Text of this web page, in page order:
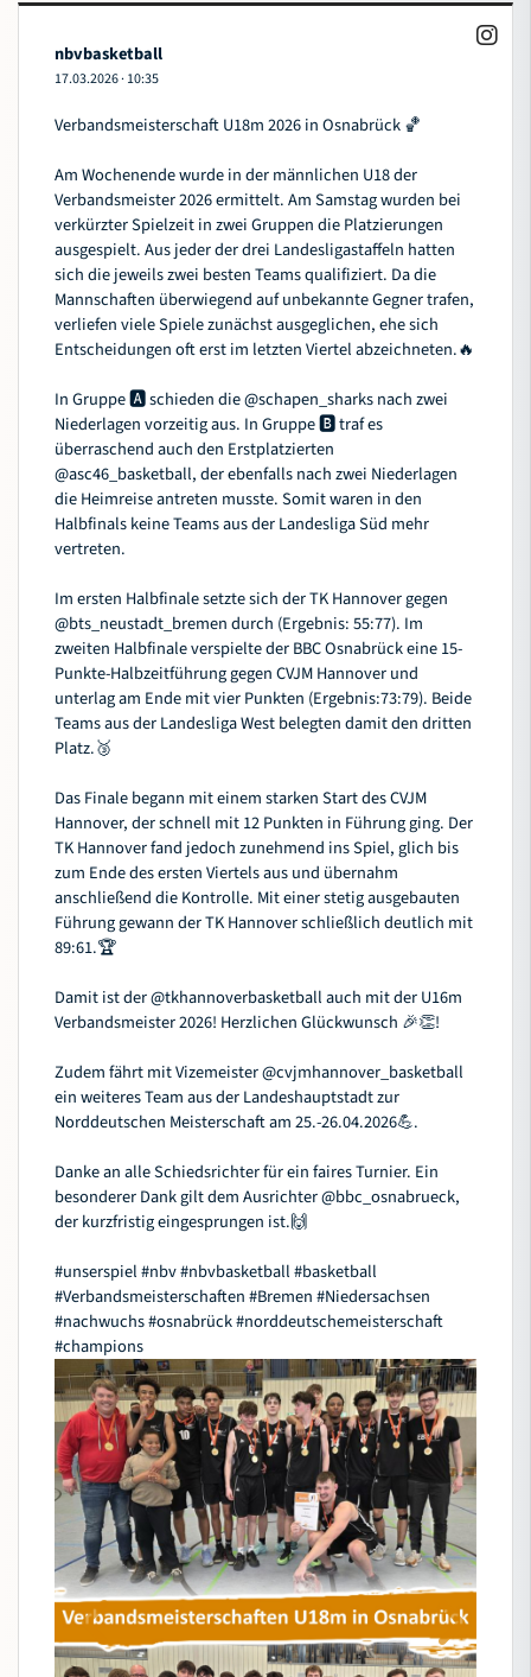
nbvbasketball
17.03.2026·10:35
Verbandsmeisterschaft U18m 2026 in Osnabrück 🏀
Am Wochenende wurde in der männlichen U18 der
Verbandsmeister 2026 ermittelt. Am Samstag wurden bei
verkürzter Spielzeit in zwei Gruppen die Platzierungen
ausgespielt. Aus jeder der drei Landesligastaffeln hatten
sich die jeweils zwei besten Teams qualifiziert. Da die
Mannschaften überwiegend auf unbekannte Gegner trafen,
verliefen viele Spiele zunächst ausgeglichen, ehe sich
Entscheidungen oft erst im letzten Viertel abzeichneten.🔥
In Gruppe 🅰️ schieden die@schapen_sharksnach zwei
Niederlagen vorzeitig aus. In Gruppe 🅱️ traf es
überraschend auch den Erstplatzierten
@asc46_basketball, der ebenfalls nach zwei Niederlagen
die Heimreise antreten musste. Somit waren in den
Halbfinals keine Teams aus der Landesliga Süd mehr
vertreten.
Im ersten Halbfinale setzte sich der TK Hannover gegen
@bts_neustadt_bremendurch (Ergebnis: 55:77). Im
zweiten Halbfinale verspielte der BBC Osnabrück eine 15-
Punkte-Halbzeitführung gegen CVJM Hannover und
unterlag am Ende mit vier Punkten (Ergebnis:73:79). Beide
Teams aus der Landesliga West belegten damit den dritten
Platz.🥉
Das Finale begann mit einem starken Start des CVJM
Hannover, der schnell mit 12 Punkten in Führung ging. Der
TK Hannover fand jedoch zunehmend ins Spiel, glich bis
zum Ende des ersten Viertels aus und übernahm
anschließend die Kontrolle. Mit einer stetig ausgebauten
Führung gewann der TK Hannover schließlich deutlich mit
89:61.🏆
Damit ist der@tkhannoverbasketballauch mit der U16m
Verbandsmeister 2026! Herzlichen Glückwunsch 🎉👏!
Zudem fährt mit Vizemeister@cvjmhannover_basketball
ein weiteres Team aus der Landeshauptstadt zur
Norddeutschen Meisterschaft am 25.-26.04.2026💪.
Danke an alle Schiedsrichter für ein faires Turnier. Ein
besonderer Dank gilt dem Ausrichter@bbc_osnabrueck,
der kurzfristig eingesprungen ist.🙌
#unserspiel#nbv#nbvbasketball#basketball
#Verbandsmeisterschaften#Bremen#Niedersachsen
#nachwuchs#osnabrück#norddeutschemeisterschaft
#champions